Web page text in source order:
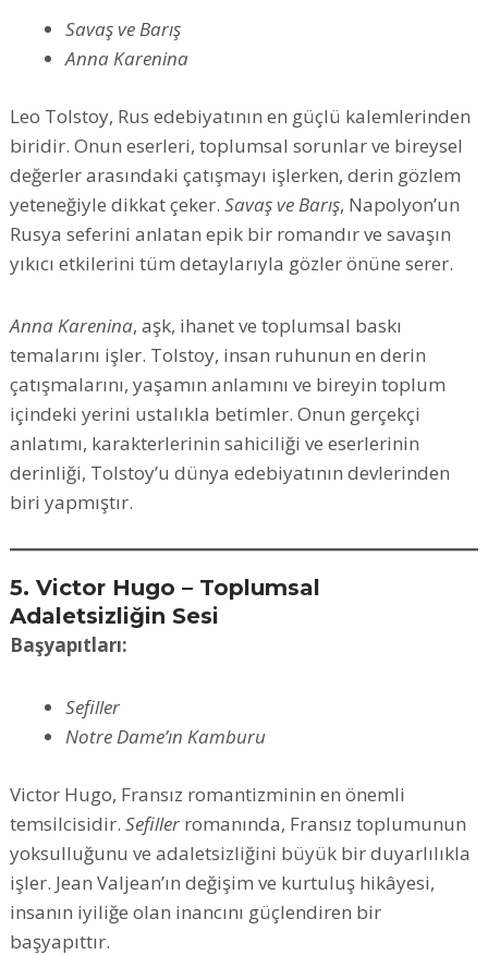
Savaş ve Barış
Anna Karenina
Leo Tolstoy, Rus edebiyatının en güçlü kalemlerinden
biridir. Onun eserleri, toplumsal sorunlar ve bireysel
değerler arasındaki çatışmayı işlerken, derin gözlem
yeteneğiyle dikkat çeker.Savaş ve Barış, Napolyon’un
Rusya seferini anlatan epik bir romandır ve savaşın
yıkıcı etkilerini tüm detaylarıyla gözler önüne serer.
Anna Karenina, aşk, ihanet ve toplumsal baskı
temalarını işler. Tolstoy, insan ruhunun en derin
çatışmalarını, yaşamın anlamını ve bireyin toplum
içindeki yerini ustalıkla betimler. Onun gerçekçi
anlatımı, karakterlerinin sahiciliği ve eserlerinin
derinliği, Tolstoy’u dünya edebiyatının devlerinden
biri yapmıştır.
5. Victor Hugo – Toplumsal
Adaletsizliğin Sesi
Başyapıtları:
Sefiller
Notre Dame’ın Kamburu
Victor Hugo, Fransız romantizminin en önemli
temsilcisidir.Sefiller romanında, Fransız toplumunun
yoksulluğunu ve adaletsizliğini büyük bir duyarlılıkla
işler. Jean Valjean’ın değişim ve kurtuluş hikâyesi,
insanın iyiliğe olan inancını güçlendiren bir
başyapıttır.